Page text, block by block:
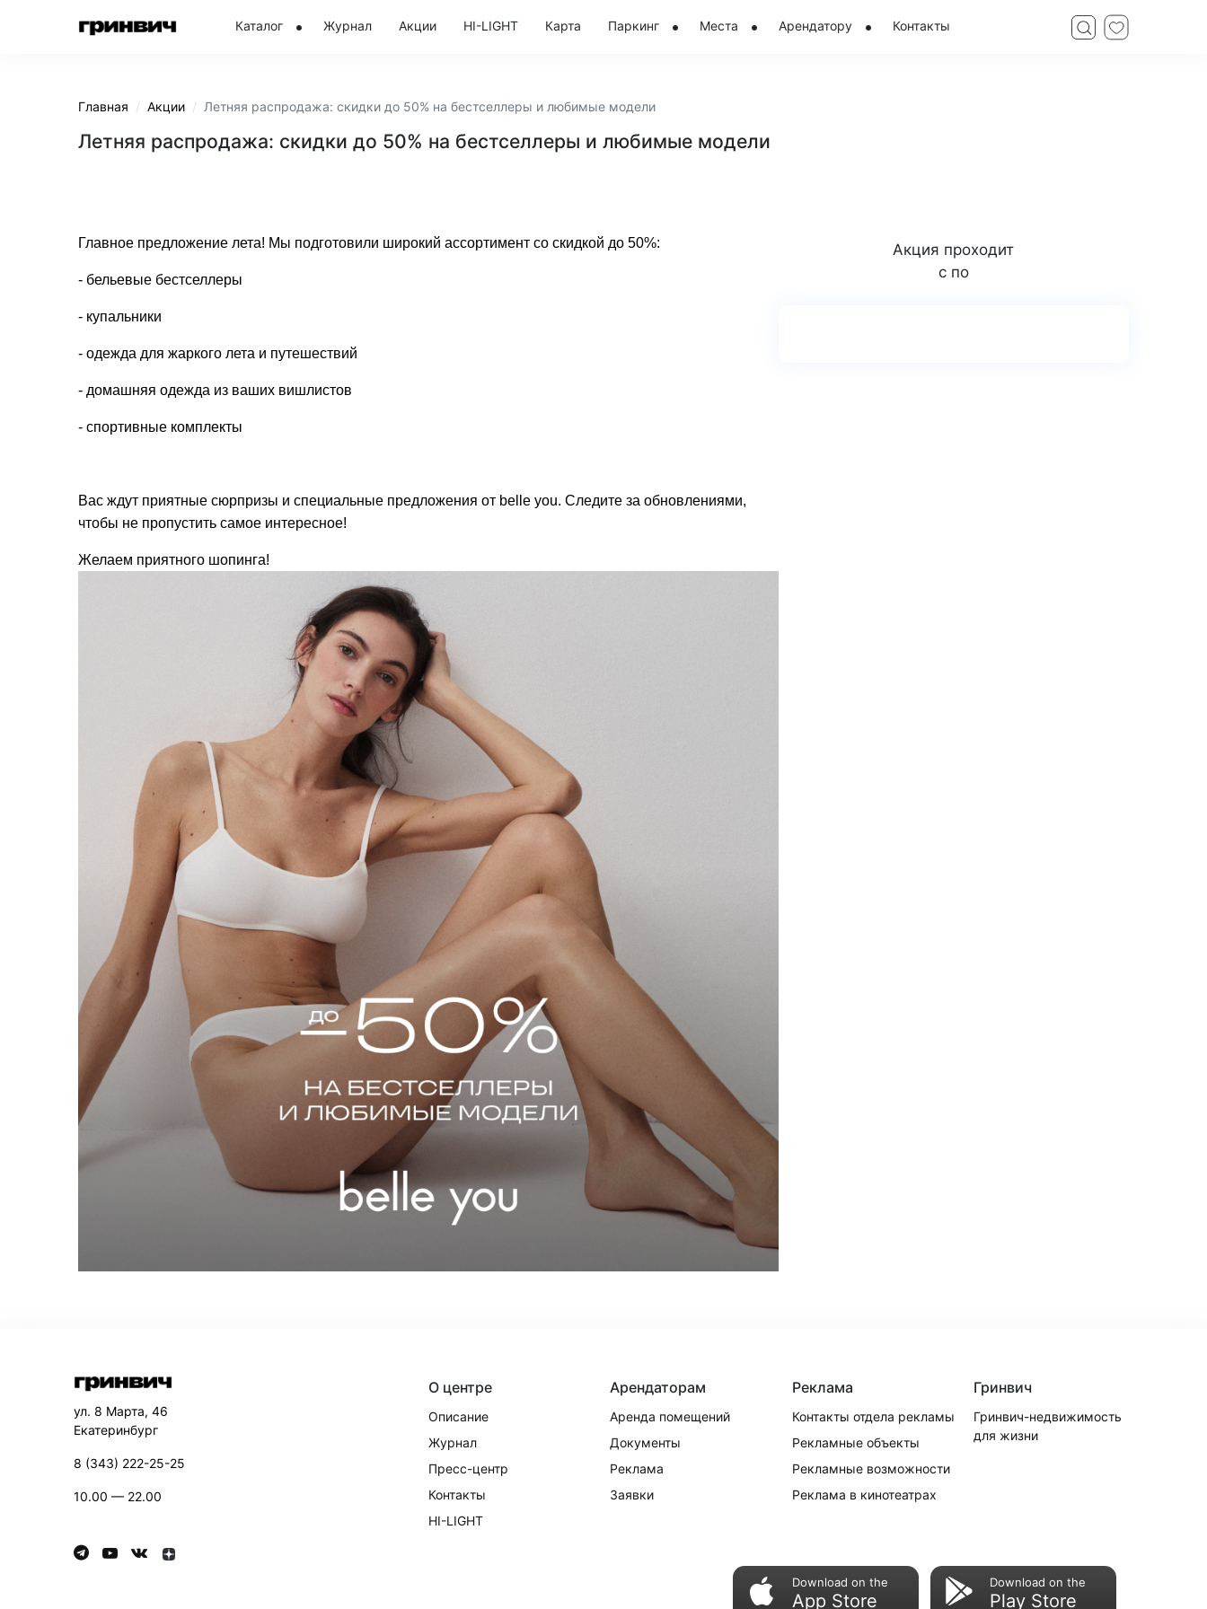
Каталог Журнал Акции HI-LIGHT Карта Паркинг Места Арендатору Контакты
Главная Акции Летняя распродажа: скидки до 50% на бестселлеры и любимые модели
Летняя распродажа: скидки до 50% на бестселлеры и любимые модели
Главное предложение лета! Мы подготовили широкий ассортимент со скидкой до 50%:
- бельевые бестселлеры
- купальники
- одежда для жаркого лета и путешествий
- домашняя одежда из ваших вишлистов
- спортивные комплекты
Вас ждут приятные сюрпризы и специальные предложения от belle you. Следите за обновлениями,
чтобы не пропустить самое интересное!
Желаем приятного шопинга!
Акция проходит
с по
ул. 8 Марта, 46
Екатеринбург
8 (343) 222-25-25
10.00 — 22.00
О центре
Описание
Журнал
Пресс-центр
Контакты
HI-LIGHT
Арендаторам
Аренда помещений
Документы
Реклама
Заявки
Реклама
Контакты отдела рекламы
Рекламные объекты
Рекламные возможности
Реклама в кинотеатрах
Гринвич
Гринвич-недвижимость
для жизни
Download on the
App Store
Download on the
Play Store